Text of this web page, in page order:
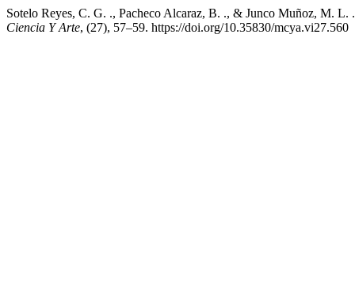
Sotelo Reyes, C. G. ., Pacheco Alcaraz, B. ., & Junco Muñoz, M.
Ciencia Y Arte, (27), 57–59. https://doi.org/10.35830/mcya.vi27.560